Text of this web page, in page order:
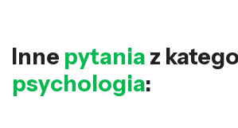
Inne pytania z
psychologia: